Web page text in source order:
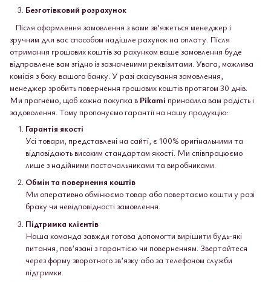
Безготівковий розрахунок
Після оформлення замовлення з вами зв'яжеться менеджер і
зручним для вас способом надішле рахунок на оплату. Після
отримання грошових коштів за рахунком ваше замовлення буде
відправлене вам згідно із зазначеними реквізитами. Увага, можлива
комісія з боку вашого банку. У разі скасування замовлення,
менеджер зробить повернення грошових коштів протягом 30 днів.
Ми прагнемо, щоб кожна покупка в Pikami приносила вам радість і
задоволення. Тому пропонуємо гарантії на нашу продукцію:
Гарантія якості
Усі товари, представлені на сайті, є 100% оригінальними та
відповідають високим стандартам якості. Ми співпрацюємо
лише з надійними постачальниками та виробниками.
Обмін та повернення коштів
Ми оперативно обмінюємо товар або повертаємо кошти у разі
браку чи невідповідності замовлення.
Підтримка клієнтів
Наша команда завжди готова допомогти вирішити будь-які
питання, пов’язані з гарантією чи поверненням. Звертайтеся
через форму зворотного зв’язку або за телефоном служби
підтримки.